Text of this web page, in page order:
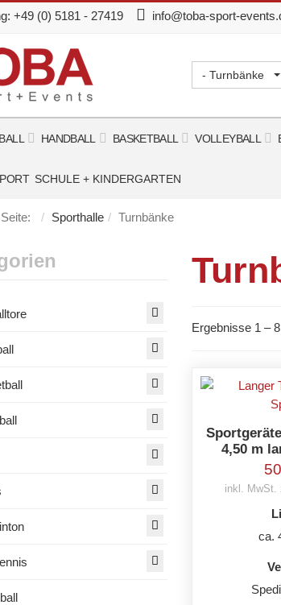
+49 (0) 5181 - 27419 info@toba-sport-
- Turnbänke
HANDBALL BASKETBALL VOLLEYBALL
SCHULE + KINDERGARTEN
Sporthalle Turnbänke
Ergebnisse 1 –
4,50 m
inkl. MwSt.
ca.